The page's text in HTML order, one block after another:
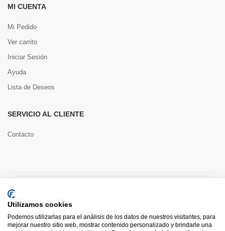
MI CUENTA
Mi Pedido
Ver carrito
Iniciar Sesión
Ayuda
Lista de Deseos
SERVICIO AL CLIENTE
Contacto
Utilizamos cookies
Podemos utilizarlas para el análisis de los datos de nuestros visitantes, para
mejorar nuestro sitio web, mostrar contenido personalizado y brindarle una